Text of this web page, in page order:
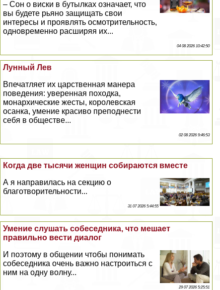
– Сон о виски в бутылках означает, что
вы будете рьяно защищать свои
интересы и проявлять осмотрительность,
одновременно расширяя их...
04 08 2026 10:42:50
Лунный Лев
Впечатляет их царственная манера
поведения: уверенная походка,
монархические жесты, королевская
осанка, умение красиво преподнести
себя в обществе...
02 08 2026 9:46:53
Когда две тысячи женщин собираются вместе
А я направилась на секцию о
благотворительности...
31 07 2026 5:44:55
Умение слушать собеседника, что мешает
правильно вести диалог
И поэтому в общении чтобы понимать
собеседника очень важно настроиться с
ним на одну волну...
29 07 2026 5:25:51